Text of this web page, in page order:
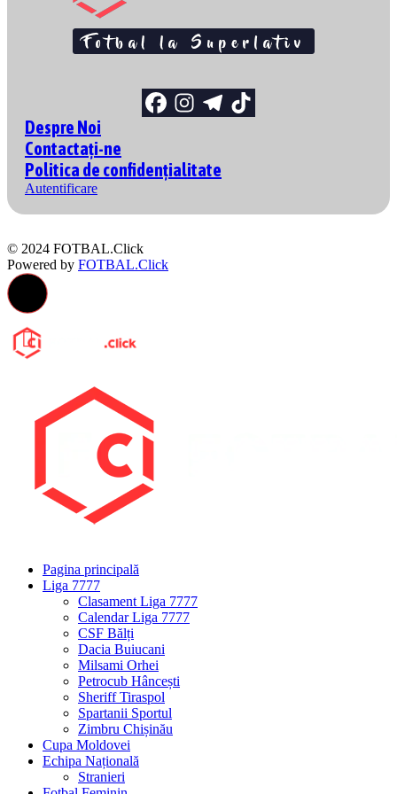
Despre Noi
Contactați-ne
Politica de confidențialitate
Autentificare
© 2024 FOTBAL.Click
Powered by FOTBAL.Click
Pagina principală
Liga 7777
Clasament Liga 7777
Calendar Liga 7777
CSF Bălți
Dacia Buiucani
Milsami Orhei
Petrocub Hâncești
Sheriff Tiraspol
Spartanii Sportul
Zimbru Chișinău
Cupa Moldovei
Echipa Națională
Stranieri